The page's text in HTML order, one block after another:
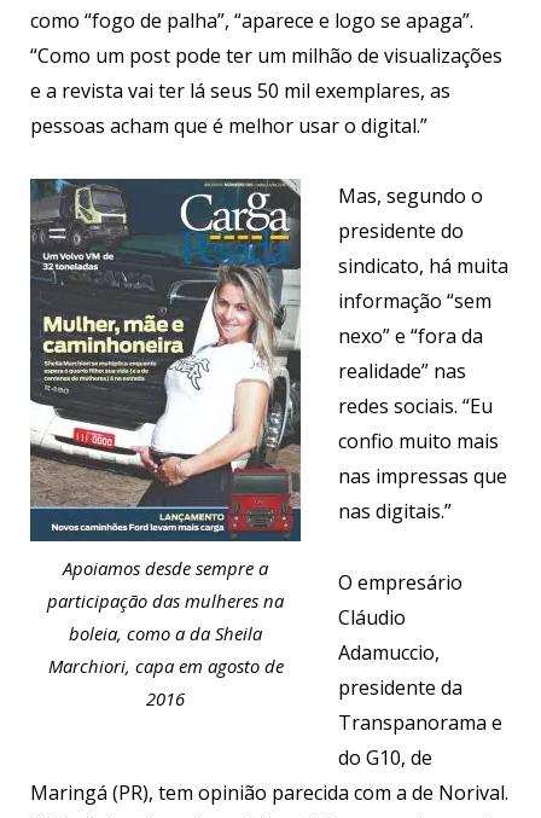
como “fogo de palha”, “aparece e logo se apaga”.
“Como um post pode ter um milhão de visualizações
e a revista vai ter lá seus 50 mil exemplares, as
pessoas acham que é melhor usar o digital.”
Apoiamos desde sempre a
participação das mulheres na
boleia, como a da Sheila
Marchiori, capa em agosto de
2016
Mas, segundo o
presidente do
sindicato, há muita
informação “sem
nexo” e “fora da
realidade” nas
redes sociais. “Eu
confio muito mais
nas impressas que
nas digitais.”
O empresário
Cláudio
Adamuccio,
presidente da
Transpanorama e
do G10, de
Maringá (PR), tem opinião parecida com a de Norival.